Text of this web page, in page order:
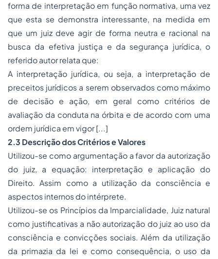
forma de interpretação em função normativa, uma vez
que esta se demonstra interessante, na medida em
que um juiz deve agir de forma neutra e racional na
busca da efetiva justiça e da segurança jurídica, o
referido autor relata que:
A interpretação jurídica, ou seja, a interpretação de
preceitos jurídicos a serem observados como máximo
de decisão e ação, em geral como critérios de
avaliação da conduta na órbita e de acordo com uma
ordem jurídica em vigor [...]
2.3 Descrição dos Critérios e Valores
Utilizou-se como argumentação a favor da autorização
do juiz, a equação: interpretação e aplicação do
Direito. Assim como a utilização da consciência e
aspectos internos do intérprete.
Utilizou-se os Princípios da Imparcialidade, Juiz natural
como justificativas a não autorização do juiz ao uso da
consciência e convicções sociais. Além da utilização
da primazia da lei e como consequência, o uso da